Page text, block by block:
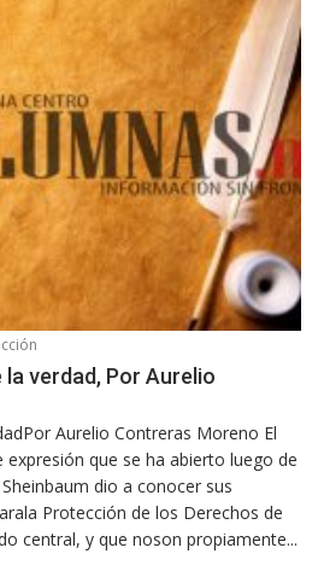
verdad, Por Aurelio
Aurelio Contreras Moreno El
que se ha abierto luego de
dio a conocer sus
Protección de los Derechos de
central, y que noson propiamente...